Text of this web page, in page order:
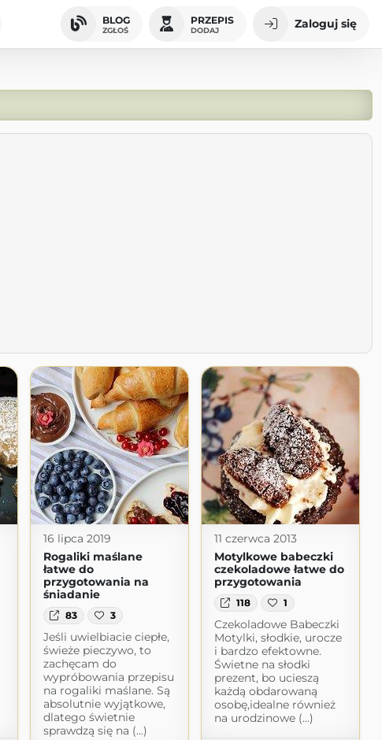
BLOG
ZGŁOŚ
PRZEPIS
DODAJ Zaloguj się
16 lipca 2019
Rogaliki maślane
łatwe do
przygotowania na
śniadanie
83 3
Jeśli uwielbiacie ciepłe,
świeże pieczywo, to
zachęcam do
wypróbowania przepisu
na rogaliki maślane. Są
absolutnie wyjątkowe,
dlatego świetnie
sprawdzą się na (...)
11 czerwca 2013
Motylkowe babeczki
czekoladowe łatwe do
przygotowania
118 1
Czekoladowe Babeczki
Motylki, słodkie, urocze
i bardzo efektowne.
Świetne na słodki
prezent, bo ucieszą
każdą obdarowaną
osobę,idealne również
na urodzinowe (...)